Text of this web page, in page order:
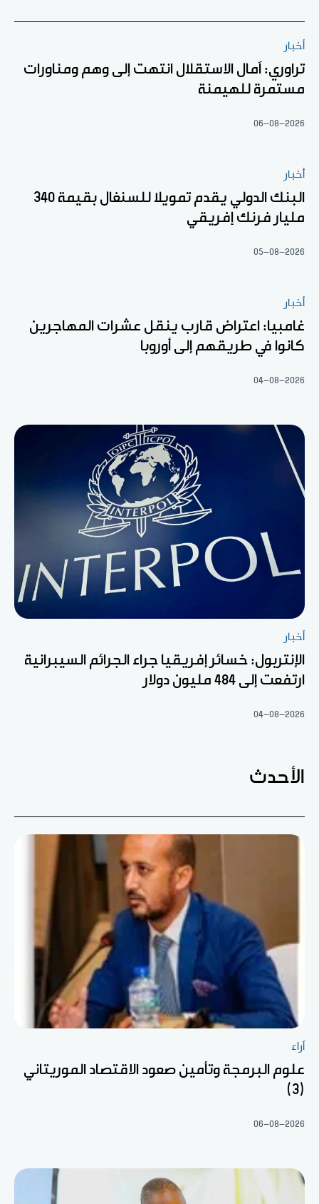
أخبار
تراوري: آمال الاستقلال انتهت إلى وهم ومناورات
مستمرة للهيمنة
06-08-2026
أخبار
البنك الدولي يقدم تمويلا للسنغال بقيمة 340
مليار فرنك إفريقي
05-08-2026
أخبار
غامبيا: اعتراض قارب ينقل عشرات المهاجرين
كانوا في طريقهم إلى أوروبا
04-08-2026
أخبار
الإنتربول: خسائر إفريقيا جراء الجرائم السيبرانية
ارتفعت إلى 484 مليون دولار
04-08-2026
الأحدث
آراء
علوم البرمجة وتأمين صعود الاقتصاد الموريتاني
(3)
06-08-2026